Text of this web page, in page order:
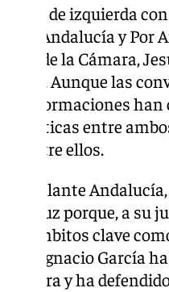
de izquierda
Andalucía y Por
de la Cámara,
Aunque las
formaciones
políticas entre
entre ellos.
Adelante
andaluz porque, a su
en ámbitos clave
José Ignacio García
y ha